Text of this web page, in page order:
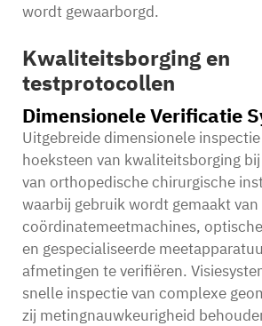
wordt gewaarborgd.
Kwaliteitsborging en
testprotocollen
Dimensionele Verificatie
Uitgebreide dimensionele
hoeksteen van kwaliteitsborging
van orthopedische chirurgische
waarbij gebruik wordt gemaakt van
coördinatemeetmachines,
en gespecialiseerde
afmetingen te verifiëren.
snelle inspectie van complexe
zij metingnauwkeurigheid